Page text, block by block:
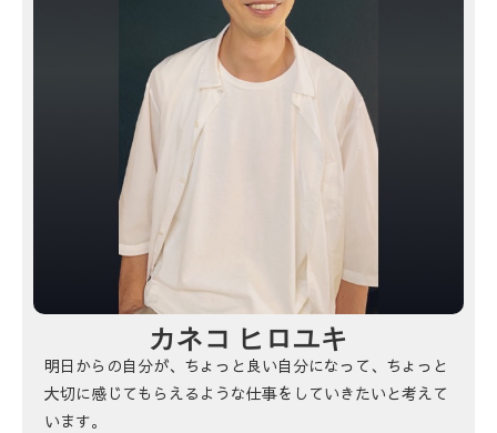
カネコ ヒロユキ
明日からの自分が、ちょっと良い自分になって、ちょっと
大切に感じてもらえるような仕事をしていきたいと考えて
います。